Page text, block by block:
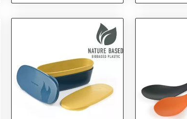
Evőeszköz, sötétzöld, méret
narancssárga,